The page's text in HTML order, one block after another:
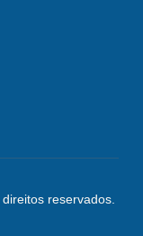
reservados.